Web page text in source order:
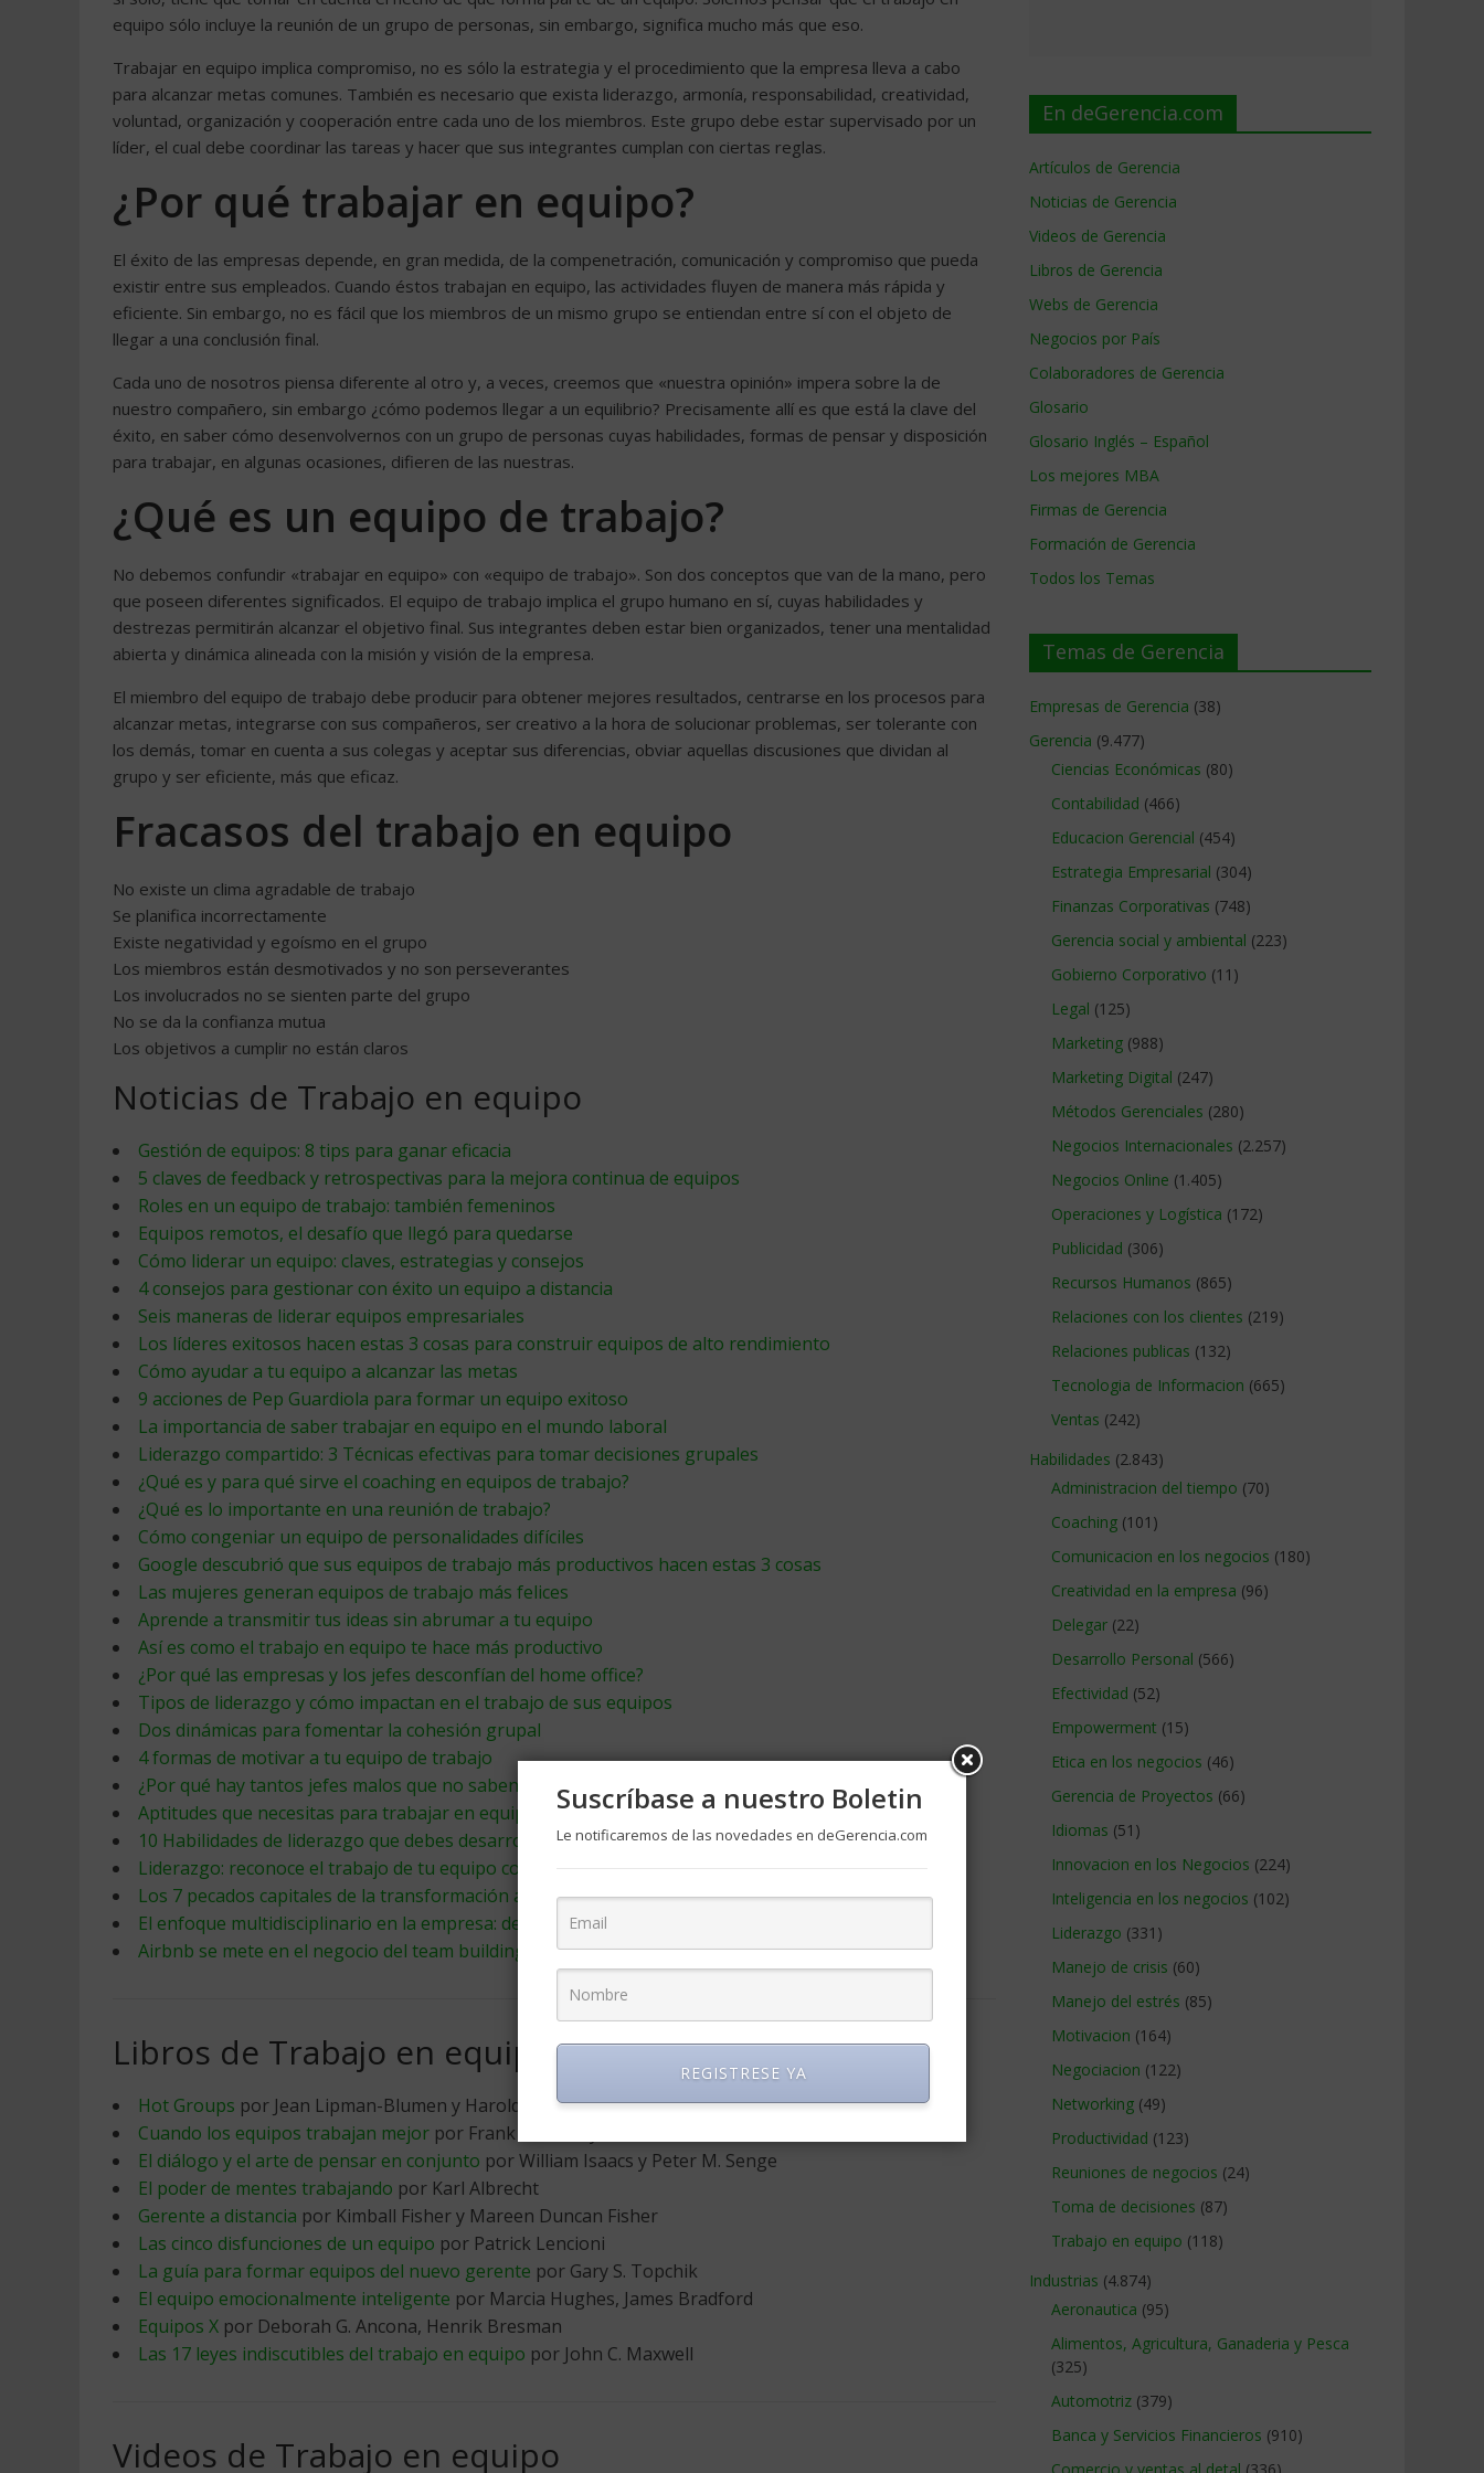
equipo sólo incluye la reunión de un grupo de personas, sin embargo, significa mucho más que eso.
Trabajar en equipo implica compromiso, no es sólo la estrategia y el procedimiento que la empresa lleva a cabo
para alcanzar metas comunes. También es necesario que exista liderazgo, armonía, responsabilidad, creatividad,
voluntad, organización y cooperación entre cada uno de los miembros. Este grupo debe estar supervisado por un
líder, el cual debe coordinar las tareas y hacer que sus integrantes cumplan con ciertas reglas.
¿Por qué trabajar en equipo?
El éxito de las empresas depende, en gran medida, de la compenetración, comunicación y compromiso que pueda
existir entre sus empleados. Cuando éstos trabajan en equipo, las actividades fluyen de manera más rápida y
eficiente. Sin embargo, no es fácil que los miembros de un mismo grupo se entiendan entre sí con el objeto de
llegar a una conclusión final.
Cada uno de nosotros piensa diferente al otro y, a veces, creemos que «nuestra opinión» impera sobre la de
nuestro compañero, sin embargo ¿cómo podemos llegar a un equilibrio? Precisamente allí es que está la clave del
éxito, en saber cómo desenvolvernos con un grupo de personas cuyas habilidades, formas de pensar y disposición
para trabajar, en algunas ocasiones, difieren de las nuestras.
¿Qué es un equipo de trabajo?
No debemos confundir «trabajar en equipo» con «equipo de trabajo». Son dos conceptos que van de la mano, pero
que poseen diferentes significados. El equipo de trabajo implica el grupo humano en sí, cuyas habilidades y
destrezas permitirán alcanzar el objetivo final. Sus integrantes deben estar bien organizados, tener una mentalidad
abierta y dinámica alineada con la misión y visión de la empresa.
El miembro del equipo de trabajo debe producir para obtener mejores resultados, centrarse en los procesos para
alcanzar metas, integrarse con sus compañeros, ser creativo a la hora de solucionar problemas, ser tolerante con
los demás, tomar en cuenta a sus colegas y aceptar sus diferencias, obviar aquellas discusiones que dividan al
grupo y ser eficiente, más que eficaz.
Fracasos del trabajo en equipo
No existe un clima agradable de trabajo
Se planifica incorrectamente
Existe negatividad y egoísmo en el grupo
Los miembros están desmotivados y no son perseverantes
Los involucrados no se sienten parte del grupo
No se da la confianza mutua
Los objetivos a cumplir no están claros
Noticias de Trabajo en equipo
Gestión de equipos: 8 tips para ganar eficacia
5 claves de feedback y retrospectivas para la mejora continua de equipos
Roles en un equipo de trabajo: también femeninos
Equipos remotos, el desafío que llegó para quedarse
Cómo liderar un equipo: claves, estrategias y consejos
4 consejos para gestionar con éxito un equipo a distancia
Seis maneras de liderar equipos empresariales
Los líderes exitosos hacen estas 3 cosas para construir equipos de alto rendimiento
Cómo ayudar a tu equipo a alcanzar las metas
9 acciones de Pep Guardiola para formar un equipo exitoso
La importancia de saber trabajar en equipo en el mundo laboral
Liderazgo compartido: 3 Técnicas efectivas para tomar decisiones grupales
¿Qué es y para qué sirve el coaching en equipos de trabajo?
¿Qué es lo importante en una reunión de trabajo?
Cómo congeniar un equipo de personalidades difíciles
Google descubrió que sus equipos de trabajo más productivos hacen estas 3 cosas
Las mujeres generan equipos de trabajo más felices
Aprende a transmitir tus ideas sin abrumar a tu equipo
Así es como el trabajo en equipo te hace más productivo
¿Por qué las empresas y los jefes desconfían del home office?
Tipos de liderazgo y cómo impactan en el trabajo de sus equipos
Dos dinámicas para fomentar la cohesión grupal
4 formas de motivar a tu equipo de trabajo
¿Por qué hay tantos jefes malos que no saben gestionar sus equipos?
Aptitudes que necesitas para trabajar en equipo
10 Habilidades de liderazgo que debes desarrollar para dirigir un equipo
Liderazgo: reconoce el trabajo de tu equipo con estos consejos
Los 7 pecados capitales de la transformación agile
El enfoque multidisciplinario en la empresa: del equipo al líder
Airbnb se mete en el negocio del team building
Libros de Trabajo en equipo
Hot Groups por Jean Lipman-Blumen y Harold J. Leavitt
Cuando los equipos trabajan mejor por Frank LaFasto y Carl Larson
El diálogo y el arte de pensar en conjunto por William Isaacs y Peter M. Senge
El poder de mentes trabajando por Karl Albrecht
Gerente a distancia por Kimball Fisher y Mareen Duncan Fisher
Las cinco disfunciones de un equipo por Patrick Lencioni
La guía para formar equipos del nuevo gerente por Gary S. Topchik
El equipo emocionalmente inteligente por Marcia Hughes, James Bradford
Equipos X por Deborah G. Ancona, Henrik Bresman
Las 17 leyes indiscutibles del trabajo en equipo por John C. Maxwell
Videos de Trabajo en equipo
En deGerencia.com
Artículos de Gerencia
Noticias de Gerencia
Videos de Gerencia
Libros de Gerencia
Webs de Gerencia
Negocios por País
Colaboradores de Gerencia
Glosario
Glosario Inglés – Español
Los mejores MBA
Firmas de Gerencia
Formación de Gerencia
Todos los Temas
Temas de Gerencia
Empresas de Gerencia (38)
Gerencia (9.477)
Ciencias Económicas (80)
Contabilidad (466)
Educacion Gerencial (454)
Estrategia Empresarial (304)
Finanzas Corporativas (748)
Gerencia social y ambiental (223)
Gobierno Corporativo (11)
Legal (125)
Marketing (988)
Marketing Digital (247)
Métodos Gerenciales (280)
Negocios Internacionales (2.257)
Negocios Online (1.405)
Operaciones y Logística (172)
Publicidad (306)
Recursos Humanos (865)
Relaciones con los clientes (219)
Relaciones publicas (132)
Tecnologia de Informacion (665)
Ventas (242)
Habilidades (2.843)
Administracion del tiempo (70)
Coaching (101)
Comunicacion en los negocios (180)
Creatividad en la empresa (96)
Delegar (22)
Desarrollo Personal (566)
Efectividad (52)
Empowerment (15)
Etica en los negocios (46)
Gerencia de Proyectos (66)
Idiomas (51)
Innovacion en los Negocios (224)
Inteligencia en los negocios (102)
Liderazgo (331)
Manejo de crisis (60)
Manejo del estrés (85)
Motivacion (164)
Negociacion (122)
Networking (49)
Productividad (123)
Reuniones de negocios (24)
Toma de decisiones (87)
Trabajo en equipo (118)
Industrias (4.874)
Aeronautica (95)
Alimentos, Agricultura, Ganaderia y Pesca
(325)
Automotriz (379)
Banca y Servicios Financieros (910)
Suscríbase a nuestro Boletin
Le notificaremos de las novedades en deGerencia.com
REGISTRESE YA